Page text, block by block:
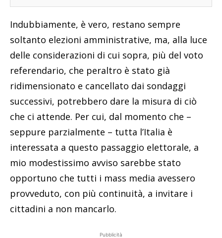
Indubbiamente, è vero, restano sempre
soltanto elezioni amministrative, ma, alla luce
delle considerazioni di cui sopra, più del voto
referendario, che peraltro è stato già
ridimensionato e cancellato dai sondaggi
successivi, potrebbero dare la misura di ciò
che ci attende. Per cui, dal momento che –
seppure parzialmente – tutta l’Italia è
interessata a questo passaggio elettorale, a
mio modestissimo avviso sarebbe stato
opportuno che tutti i mass media avessero
provveduto, con più continuità, a invitare i
cittadini a non mancarlo.
Pubblicità